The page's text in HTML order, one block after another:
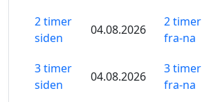
2 timer
siden
04.08.2026
2 timer
fra-na
3 timer
siden
04.08.2026
3 timer
fra-na